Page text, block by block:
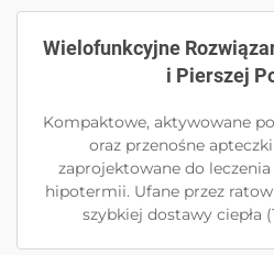
Wielofunkcyjne
i Pierszej
Kompaktowe, aktywowane
oraz przenośne
zaprojektowane do
hipotermii. Ufane przez
szybkiej dostawy ciepła